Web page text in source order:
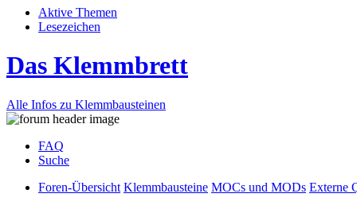
Aktive Themen
Lesezeichen
Das Klemmbrett
Alle Infos zu Klemmbausteinen
FAQ
Suche
Foren-Übersicht Klemmbausteine MOCs und MODs Externe